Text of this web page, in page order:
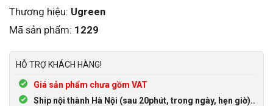
Thương hiệu: Ugreen
Mã sản phẩm: 1229
HỖ TRỢ KHÁCH HÀNG!
Giá sản phẩm chưa gồm VAT
Ship nội thành Hà Nội (sau 20phút, trong ngày, hẹn giờ)..